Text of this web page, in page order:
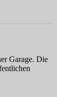
Garage. Die